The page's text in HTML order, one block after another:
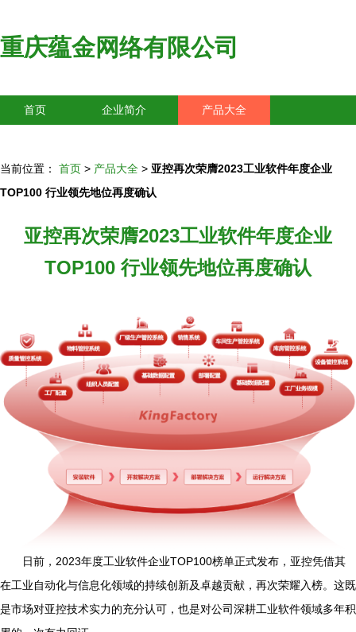
重庆蕴金网络有限公司
首页 企业简介 产品大全
当前位置： 首页 > 产品大全 > 亚控再次荣膺2023工业软件年度企业
TOP100 行业领先地位再度确认
亚控再次荣膺2023工业软件年度企业
TOP100 行业领先地位再度确认
日前，2023年度工业软件企业TOP100榜单正式发布，亚控凭借其
在工业自动化与信息化领域的持续创新及卓越贡献，再次荣耀入榜。这既
是市场对亚控技术实力的充分认可，也是对公司深耕工业软件领域多年积